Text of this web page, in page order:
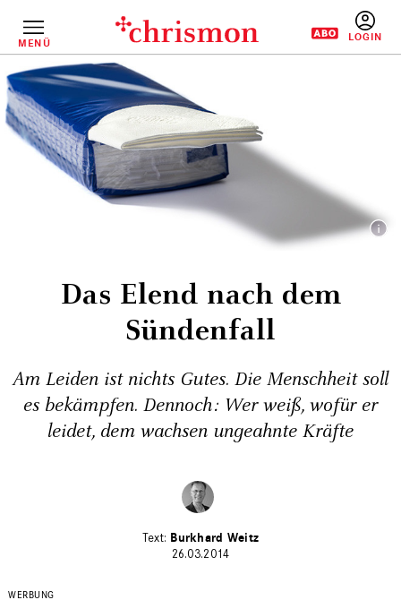
InhaltMENÜ
Das Elend nach dem
Sündenfall
Am Leiden ist nichts Gutes. Die Menschheit soll
es bekämpfen. Dennoch: Wer weiß, wofür er
leidet, dem wachsen ungeahnte Kräfte
Burkhard Weitz
26.03.2014